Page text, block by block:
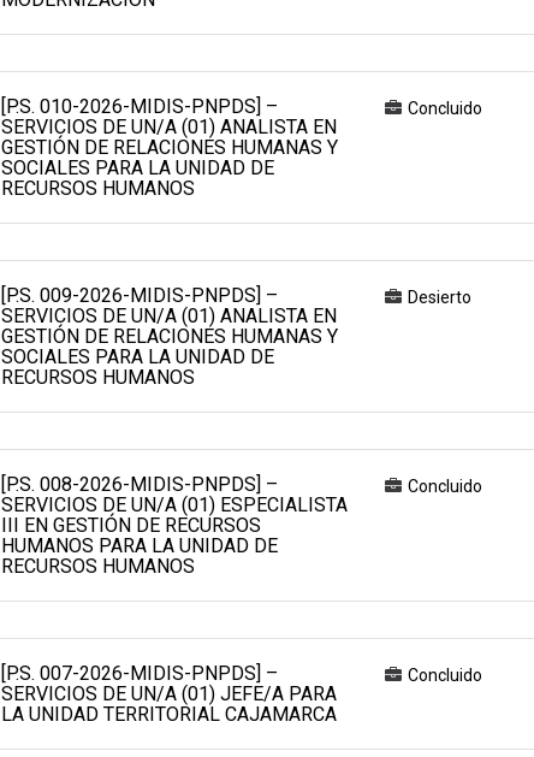
[P.S. 010-2026-MIDIS-PNPDS] –
SERVICIOS DE UN/A (01) ANALISTA EN
GESTIÓN DE RELACIONES HUMANAS Y
SOCIALES PARA LA UNIDAD DE
RECURSOS HUMANOS
Concluido
[P.S. 009-2026-MIDIS-PNPDS] –
SERVICIOS DE UN/A (01) ANALISTA EN
GESTIÓN DE RELACIONES HUMANAS Y
SOCIALES PARA LA UNIDAD DE
RECURSOS HUMANOS
Desierto
[P.S. 008-2026-MIDIS-PNPDS] –
SERVICIOS DE UN/A (01) ESPECIALISTA
III EN GESTIÓN DE RECURSOS
HUMANOS PARA LA UNIDAD DE
RECURSOS HUMANOS
Concluido
[P.S. 007-2026-MIDIS-PNPDS] –
SERVICIOS DE UN/A (01) JEFE/A PARA
LA UNIDAD TERRITORIAL CAJAMARCA
Concluido